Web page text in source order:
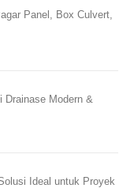
Panel, Box Culvert,
Drainase Modern &
Ideal untuk Proyek